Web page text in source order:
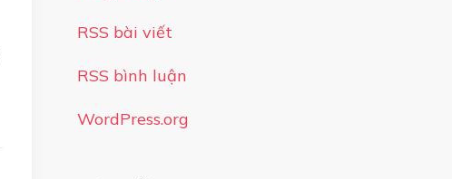
RSS bài viết
RSS bình luận
WordPress.org